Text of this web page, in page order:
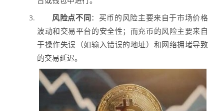
风险点不同：买币的风险主要来自于市场价格
波动和交易平台的安全性；而充币的风险主要来自
于操作失误（如输入错误的地址）和网络拥堵导致
的交易延迟。